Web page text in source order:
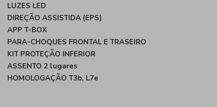
LUZES LED
DIREÇÃO ASSISTIDA (EPS)
APP T-BOX
PARA-CHOQUES FRONTAL E TRASEIRO
KIT PROTEÇÃO INFERIOR
ASSENTO 2 lugares
HOMOLOGAÇÃO T3b, L7e